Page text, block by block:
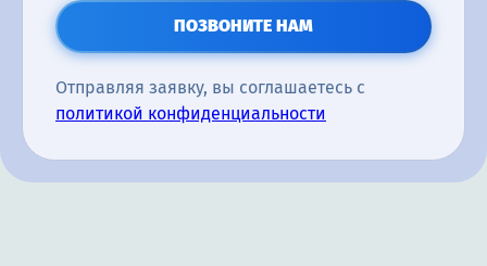
ПОЗВОНИТЕ НАМ
Отправляя заявку, вы соглашаетесь с
политикой конфиденциальности